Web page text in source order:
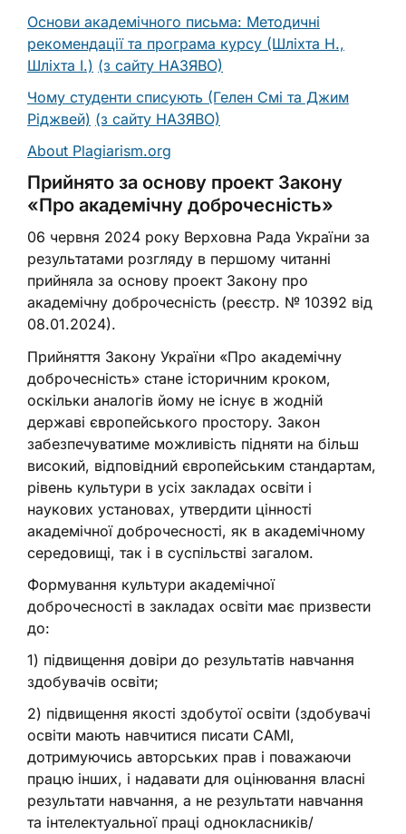
Основи академічного письма: Методичні
рекомендації та програма курсу (Шліхта Н.,
Шліхта І.) (з сайту НАЗЯВО)
Чому студенти списують (Гелен Смі та Джим
Ріджвей) (з сайту НАЗЯВО)
About Plagiarism.org
Прийнято за основу проект Закону
«Про академічну доброчесність»
06 червня 2024 року Верховна Рада України за
результатами розгляду в першому читанні
прийняла за основу проект Закону про
академічну доброчесність (реєстр. № 10392 від
08.01.2024).
Прийняття Закону України «Про академічну
доброчесність» стане історичним кроком,
оскільки аналогів йому не існує в жодній
державі європейського простору. Закон
забезпечуватиме можливість підняти на більш
високий, відповідний європейським стандартам,
рівень культури в усіх закладах освіти і
наукових установах, утвердити цінності
академічної доброчесності, як в академічному
середовищі, так і в суспільстві загалом.
Формування культури академічної
доброчесності в закладах освіти має призвести
до:
1) підвищення довіри до результатів навчання
здобувачів освіти;
2) підвищення якості здобутої освіти (здобувачі
освіти мають навчитися писати САМІ,
дотримуючись авторських прав і поважаючи
працю інших, і надавати для оцінювання власні
результати навчання, а не результати навчання
та інтелектуальної праці однокласників/